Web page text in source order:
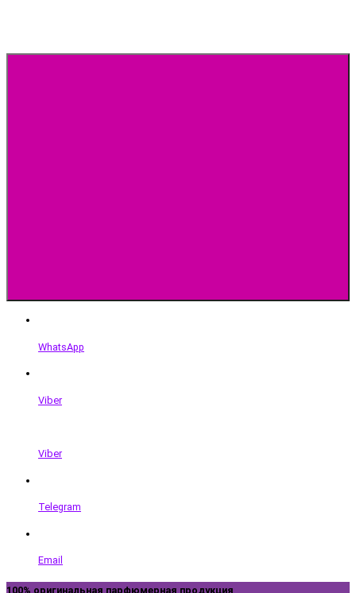
WhatsApp
Viber
Viber
Telegram
Email
100% оригинальная парфюмерная продукция